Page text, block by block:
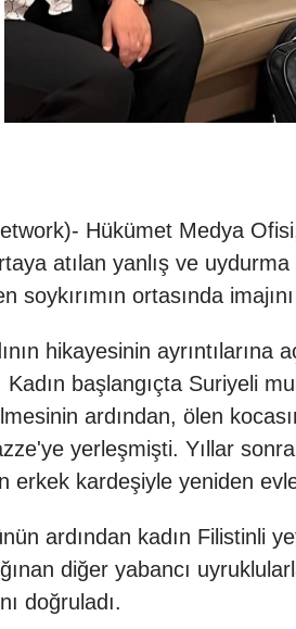
Hükümet Medya
atılan yanlış ve
soykırımın ortasında
hikayesinin ayrıntılarına
Kadın başlangıçta Suriyeli
ardından, ölen
yerleşmişti. Yıllar
erkek kardeşiyle yeniden
ardından kadın
diğer yabancı
doğruladı.